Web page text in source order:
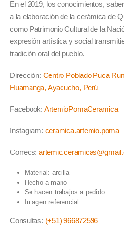
En el 2019, los conocimientos,
a la elaboración de la cerámica de
como Patrimonio Cultural de la
expresión artística y social
tradición oral del pueblo.
Dirección: Centro Poblado Puca
Huamanga, Ayacucho, Perú
Facebook: ArtemioPomaCeramica
Instagram: ceramica.artemio.poma
Correos:
Material: arcilla
Hecho a mano
Se hacen trabajos a pedido
Imagen referencial
Consultas: (+51) 966872596